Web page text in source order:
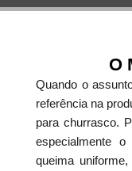
O
Quando o
referência na
para churrasco.
especialmente
queima